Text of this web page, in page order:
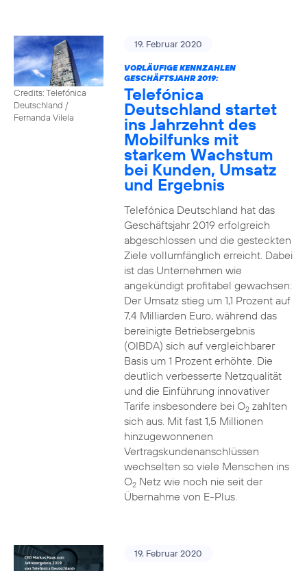
Credits: Telefónica
Deutschland /
Fernanda Vilela
19. Februar 2020
VORLÄUFIGE KENNZAHLEN
GESCHÄFTSJAHR 2019:
Telefónica
Deutschland startet
ins Jahrzehnt des
Mobilfunks mit
starkem Wachstum
bei Kunden, Umsatz
und Ergebnis
Telefónica Deutschland hat das
Geschäftsjahr 2019 erfolgreich
abgeschlossen und die gesteckten
Ziele vollumfänglich erreicht. Dabei
ist das Unternehmen wie
angekündigt profitabel gewachsen:
Der Umsatz stieg um 1,1 Prozent auf
7,4 Milliarden Euro, während das
bereinigte Betriebsergebnis
(OIBDA) sich auf vergleichbarer
Basis um 1 Prozent erhöhte. Die
deutlich verbesserte Netzqualität
und die Einführung innovativer
Tarife insbesondere bei O2zahlten
sich aus. Mit fast 1,5 Millionen
hinzugewonnenen
Vertragskundenanschlüssen
wechselten so viele Menschen ins
O2Netz wie noch nie seit der
Übernahme von E-Plus.
19. Februar 2020